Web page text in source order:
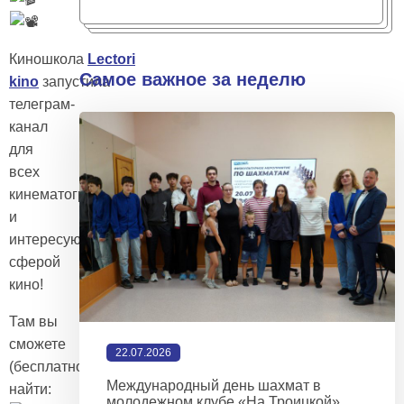
Киношкола Lectori
kino запустила
телеграм-
канал
для
всех
кинематографистов
и
интересующихся
сферой
кино!
Там вы
сможете
(бесплатно)
найти:
Самое важное за неделю
22.07.2026
Международный день шахмат в